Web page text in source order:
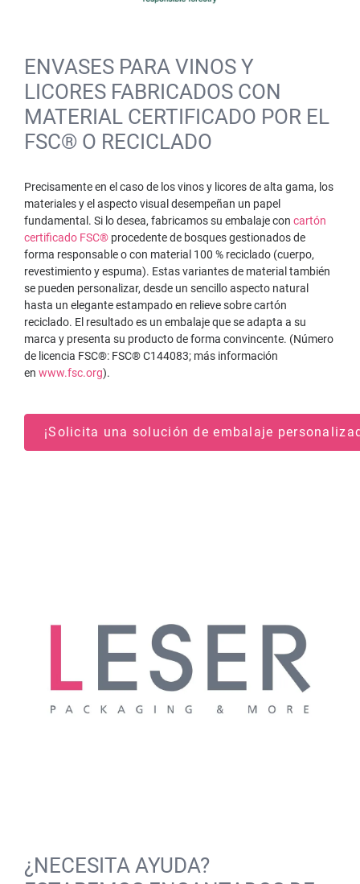
ENVASES PARA VINOS Y
LICORES FABRICADOS CON
MATERIAL CERTIFICADO POR EL
FSC® O RECICLADO
Precisamente en el caso de los vinos y licores de alta gama, los
materiales y el aspecto visual desempeñan un papel
fundamental. Si lo desea, fabricamos su embalaje con cartón
certificado FSC® procedente de bosques gestionados de
forma responsable o con material 100 % reciclado (cuerpo,
revestimiento y espuma). Estas variantes de material también
se pueden personalizar, desde un sencillo aspecto natural
hasta un elegante estampado en relieve sobre cartón
reciclado. El resultado es un embalaje que se adapta a su
marca y presenta su producto de forma convincente. (Número
de licencia FSC®: FSC® C144083; más información
en www.fsc.org).
¡Solicita una solución de embalaje
¿NECESITA AYUDA?